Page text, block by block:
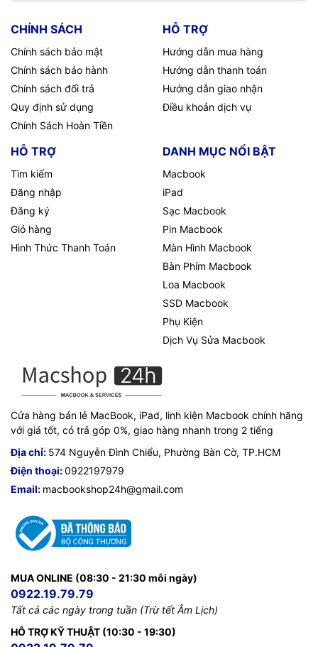
CHÍNH SÁCH
Chính sách bảo mật
Chính sách bảo hành
Chính sách đổi trả
Quy định sử dụng
Chính Sách Hoàn Tiền
HỖ TRỢ
Hướng dẫn mua hàng
Hướng dẫn thanh toán
Hướng dẫn giao nhận
Điều khoản dịch vụ
HỖ TRỢ
Tìm kiếm
Đăng nhập
Đăng ký
Giỏ hàng
Hình Thức Thanh Toán
DANH MỤC NỔI BẬT
Macbook
iPad
Sạc Macbook
Pin Macbook
Màn Hình Macbook
Bàn Phím Macbook
Loa Macbook
SSD Macbook
Phụ Kiện
Dịch Vụ Sửa Macbook
Cửa hàng bán lẻ MacBook, iPad, linh kiện Macbook chính hãng
với giá tốt, có trả góp 0%, giao hàng nhanh trong 2 tiếng
Địa chỉ: 574 Nguyễn Đình Chiểu, Phường Bàn Cờ, TP.HCM
Điện thoại:0922197979
Email: macbookshop24h@gmail.com
MUA ONLINE (08:30 - 21:30 mỗi ngày)
0922.19.79.79
Tất cả các ngày trong tuần (Trừ tết Âm Lịch)
HỖ TRỢ KỸ THUẬT (10:30 - 19:30)